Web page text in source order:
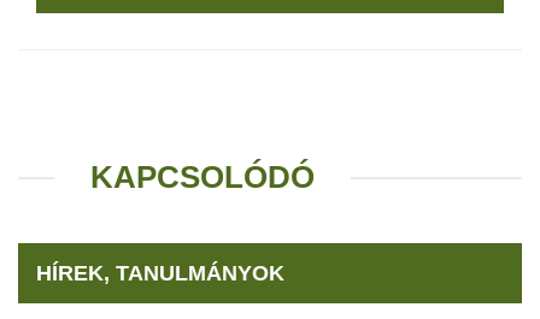
KAPCSOLÓDÓ
HÍREK, TANULMÁNYOK